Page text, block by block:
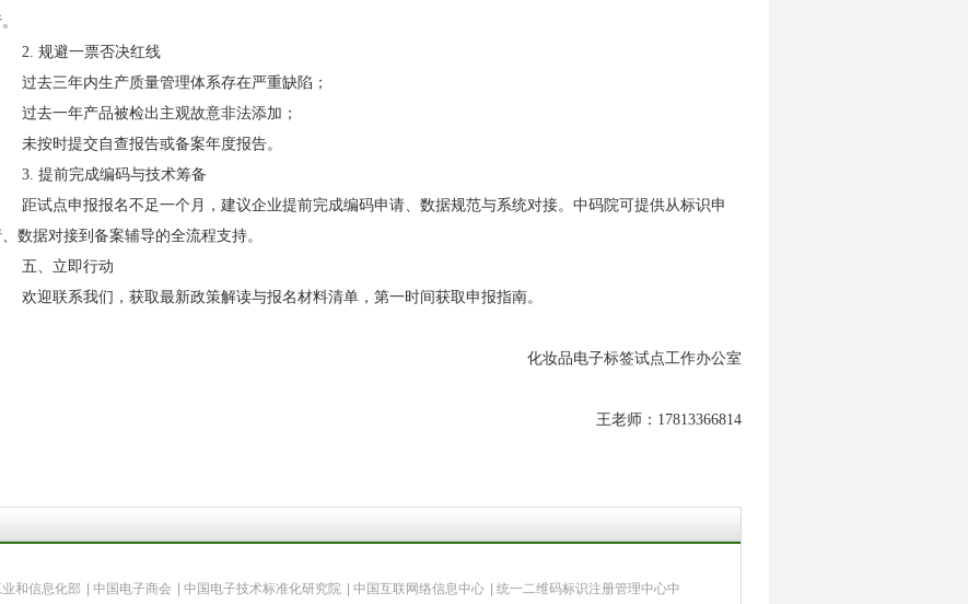
2. 规避一票否决红线
过去三年内生产质量管理体系存在严重缺陷；
过去一年产品被检出主观故意非法添加；
未按时提交自查报告或备案年度报告。
3. 提前完成编码与技术筹备
距试点申报报名不足一个月，建议企业提前完成编码申请、数据规范与系统对接。中码院可提供从标识申
数据对接到备案辅导的全流程支持。
五、立即行动
欢迎联系我们，获取最新政策解读与报名材料清单，第一时间获取申报指南。
化妆品电子标签试点工作办公室
王老师：17813366814
和信息化部 中国电子商会 中国电子技术标准化研究院 中国互联网络信息中心 统一二维码标识注册管理中心中